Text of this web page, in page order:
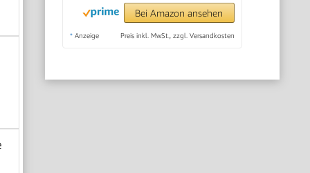
Bei Amazon ansehen
* Anzeige Preis inkl. MwSt., zzgl. Versandkosten